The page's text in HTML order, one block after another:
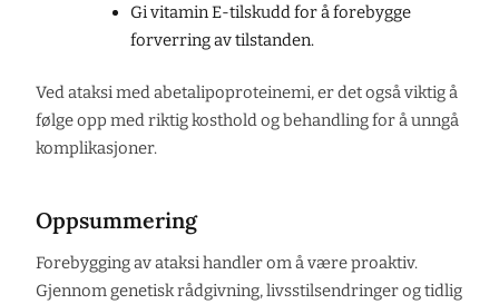
Gi vitamin E-tilskudd for å forebygge
forverring av tilstanden.
Ved ataksi med abetalipoproteinemi, er det også viktig å
følge opp med riktig kosthold og behandling for å unngå
komplikasjoner.
Oppsummering
Forebygging av ataksi handler om å være proaktiv.
Gjennom genetisk rådgivning, livsstilsendringer og tidlig